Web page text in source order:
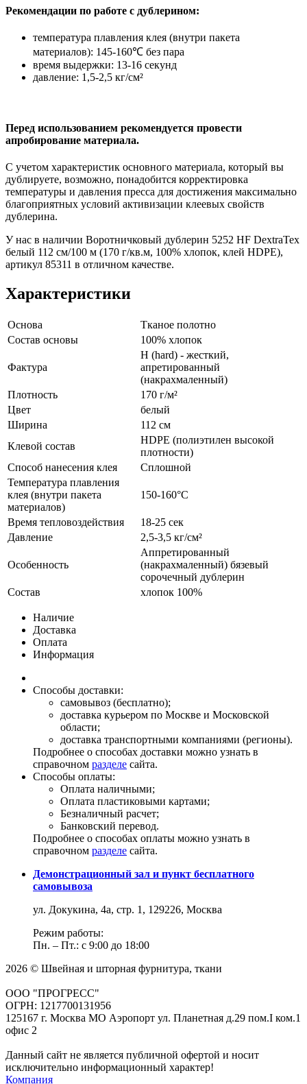
Рекомендации по работе с дублерином:
температура плавления клея (внутри пакета
материалов): 145-160℃ без пара
время выдержки: 13-16 секунд
давление: 1,5-2,5 кг/см²
Перед использованием рекомендуется провести
апробирование материала.
С учетом характеристик основного материала, который вы
дублируете, возможно, понадобится корректировка
температуры и давления пресса для достижения максимально
благоприятных условий активизации клеевых свойств
дублерина.
У нас в наличии Воротничковый дублерин 5252 HF DextraTex
белый 112 см/100 м (170 г/кв.м, 100% хлопок, клей HDPE),
артикул 85311 в отличном качестве.
Характеристики
Основа
Тканое полотно
Состав основы
100% хлопок
Фактура
H (hard) - жесткий,
апретированный
(накрахмаленный)
Плотность
170 г/м²
Цвет
белый
Ширина
112 см
Клевой состав
HDPE (полиэтилен высокой
плотности)
Способ нанесения клея
Сплошной
Температура плавления
клея (внутри пакета
материалов)
150-160°С
Время тепловоздействия
18-25 сек
Давление
2,5-3,5 кг/см²
Особенность
Аппретированный
(накрахмаленный) бязевый
сорочечный дублерин
Состав
хлопок 100%
Наличие
Доставка
Оплата
Информация
Способы доставки:
самовывоз (бесплатно);
доставка курьером по Москве и Московской
области;
доставка транспортными компаниями (регионы).
Подробнее о способах доставки можно узнать в
справочном разделе сайта.
Способы оплаты:
Оплата наличными;
Оплата пластиковыми картами;
Безналичный расчет;
Банковский перевод.
Подробнее о способах оплаты можно узнать в
справочном разделе сайта.
Демонстрационный зал и пункт бесплатного
самовывоза
ул. Докукина, 4а, стр. 1, 129226, Москва
Режим работы:
Пн. – Пт.: с 9:00 до 18:00
2026 © Швейная и шторная фурнитура, ткани
ООО "ПРОГРЕСС"
ОГРН: 1217700131956
125167 г. Москва МО Аэропорт ул. Планетная д.29 пом.I ком.1
офис 2
Данный сайт не является публичной офертой и носит
исключительно информационный характер!
Компания